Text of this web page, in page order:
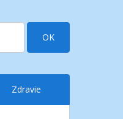
OK
Zdravie